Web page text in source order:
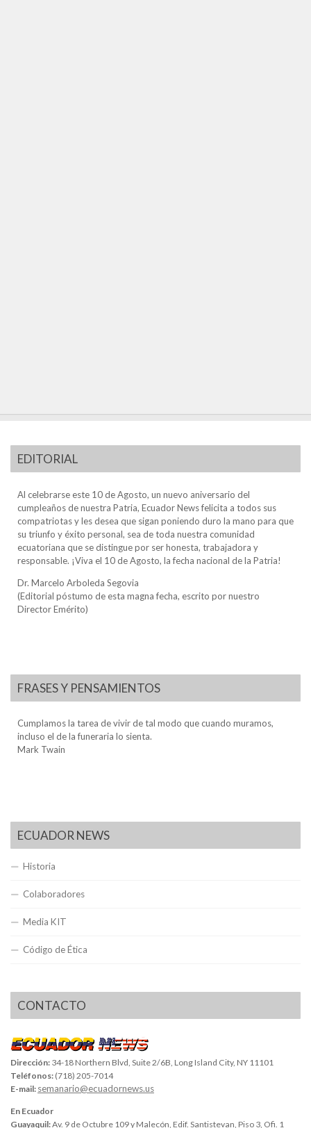
EDITORIAL
Al celebrarse este 10 de Agosto, un nuevo aniversario del
cumpleaños de nuestra Patria, Ecuador News felicita a todos sus
compatriotas y les desea que sigan poniendo duro la mano para que
su triunfo y éxito personal, sea de toda nuestra comunidad
ecuatoriana que se distingue por ser honesta, trabajadora y
responsable. ¡Viva el 10 de Agosto, la fecha nacional de la Patria!
Dr. Marcelo Arboleda Segovia
(Editorial póstumo de esta magna fecha, escrito por nuestro
Director Emérito)
FRASES Y PENSAMIENTOS
Cumplamos la tarea de vivir de tal modo que cuando muramos,
incluso el de la funeraria lo sienta.
Mark Twain
ECUADOR NEWS
Historia
Colaboradores
Media KIT
Código de Ética
CONTACTO
Dirección: 34-18 Northern Blvd, Suite 2/6B, Long Island City, NY 11101
Teléfonos: (718) 205-7014
E-mail: semanario@ecuadornews.us
En Ecuador
Guayaquil:Av. 9 de Octubre 109 y Malecón, Edif. Santistevan, Piso 3, Ofi. 1